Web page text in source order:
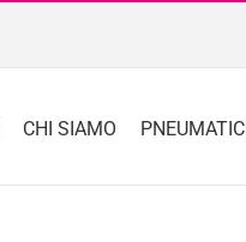
CHI SIAMO